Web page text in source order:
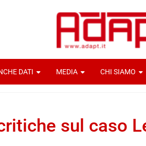
DATI MEDIA CHI SIAMO
sul caso